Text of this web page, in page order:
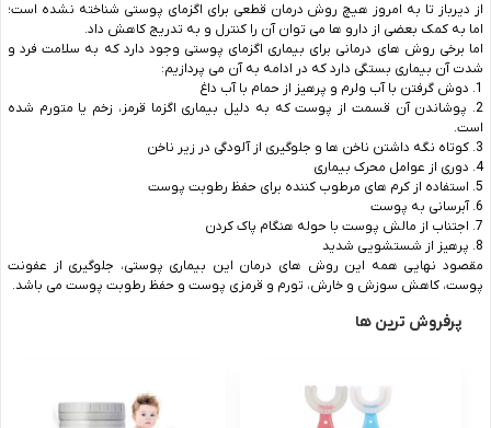
از دیرباز تا به امروز هیچ روش درمان قطعی برای اگزمای پوستی شناخته نشده است؛
اما به کمک بعضی از دارو ها می توان آن را کنترل و به تدریج کاهش داد.
اما برخی روش های درمانی برای بیماری اگزمای پوستی وجود دارد که به سلامت فرد و
شدت آن بیماری بستگی دارد که در ادامه به آن می پردازیم:
1. دوش گرفتن با آب ولرم و پرهیز از حمام با آب داغ
2. پوشاندن آن قسمت از پوست که به دلیل بیماری اگزما قرمز، زخم یا متورم شده
است.
3. کوتاه نگه داشتن ناخن ها و جلوگیری از آلودگی در زیر ناخن
4. دوری از عوامل محرک بیماری
5. استفاده از کرم های مرطوب کننده برای حفظ رطوبت پوست
6. آبرسانی به پوست
7. اجتناب از مالش پوست با حوله هنگام پاک کردن
8. پرهیز از شستشویی شدید
مقصود نهایی همه این روش های درمان این بیماری پوستی، جلوگیری از عفونت
پوست، کاهش سوزش و خارش، تورم و قرمزی پوست و حفظ رطوبت پوست می باشد.
پرفروش ترین ها